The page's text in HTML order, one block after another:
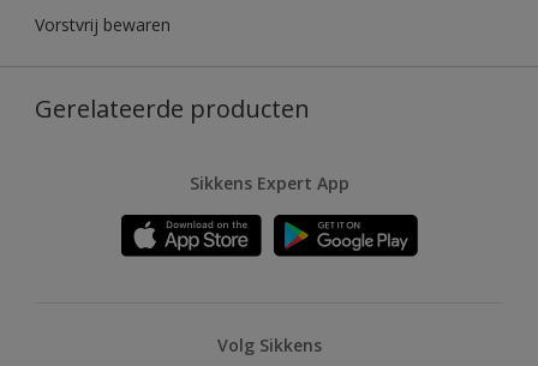
Vorstvrij bewaren
Gerelateerde producten
Sikkens Expert App
Volg Sikkens